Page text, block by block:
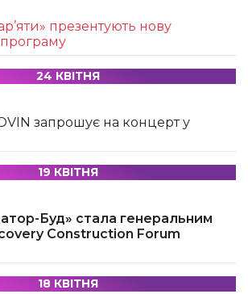
презентують нову
24 КВІТНЯ
запрошує на концерт у
19 КВІТНЯ
Буд» стала генеральним
Construction Forum
18 КВІТНЯ